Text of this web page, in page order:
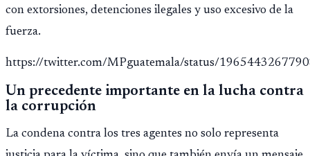
con extorsiones, detenciones ilegales y uso excesivo de la
fuerza.
https://twitter.com/MPguatemala/status/
Un precedente importante en la lucha contra
la corrupción
La condena contra los tres agentes no solo representa